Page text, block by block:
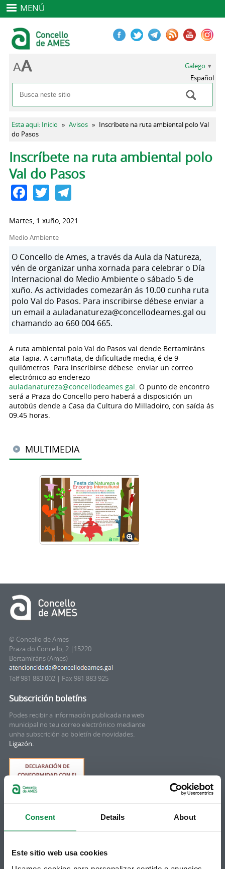
Consent Details About
Este sitio web usa cookies
MENÚ
Formulario de busca
Buscar
Galego
Español
Vostede está aquí
Esta aqui: Inicio » Avisos » Inscríbete na ruta ambiental polo Val
do Pasos
Pestanas principais
Inscríbete na ruta ambiental polo
Val do Pasos
Facebook
TwitterTelegram
Martes, 1 xuño, 2021
Medio Ambiente
O Concello de Ames, a través da Aula da Natureza,
vén de organizar unha xornada para celebrar o Día
Internacional do Medio Ambiente o sábado 5 de
xuño. As actividades comezarán ás 10.00 cunha ruta
polo Val do Pasos. Para inscribirse débese enviar a
un email a auladanatureza@concellodeames.gal ou
chamando ao 660 004 665.
A ruta ambiental polo Val do Pasos vai dende Bertamiráns
ata Tapia. A camiñata, de dificultade media, é de 9
quilómetros. Para inscribirse débese enviar un correo
electrónico ao enderezo
auladanatureza@concellodeames.gal. O punto de encontro
será a Praza do Concello pero haberá a disposición un
autobús dende a Casa da Cultura do Milladoiro, con saída ás
09.45 horas.
MULTIMEDIA
© Concello de Ames
Praza do Concello, 2 |15220
Bertamiráns (Ames)
Telf 981 883 002 | Fax 981 883 925
Subscrición boletíns
Podes recibir a información publicada na web
municipal no teu correo electrónico mediante
unha subscrición ao boletín de novidades.
Ligazón.
Síguenos